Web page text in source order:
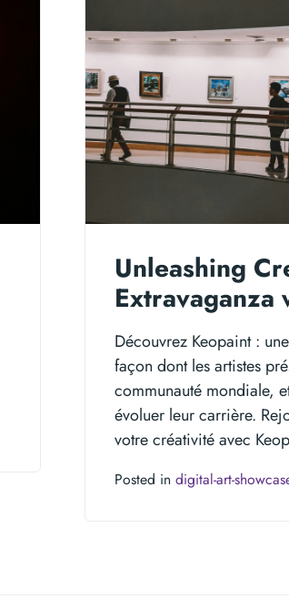
Unleashing
Extravaganza
Découvrez Keopaint :
façon dont les artistes
communauté mondiale,
évoluer leur carrière.
votre créativité avec
Posted in digital-art-